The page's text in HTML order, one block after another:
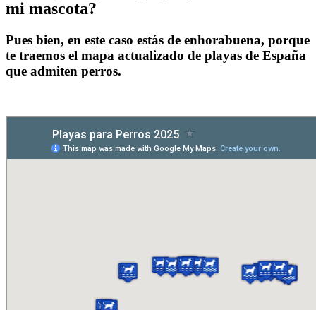
mi mascota?
Pues bien, en este caso estás de enhorabuena, porque
te traemos el mapa actualizado de playas de España
que admiten perros.